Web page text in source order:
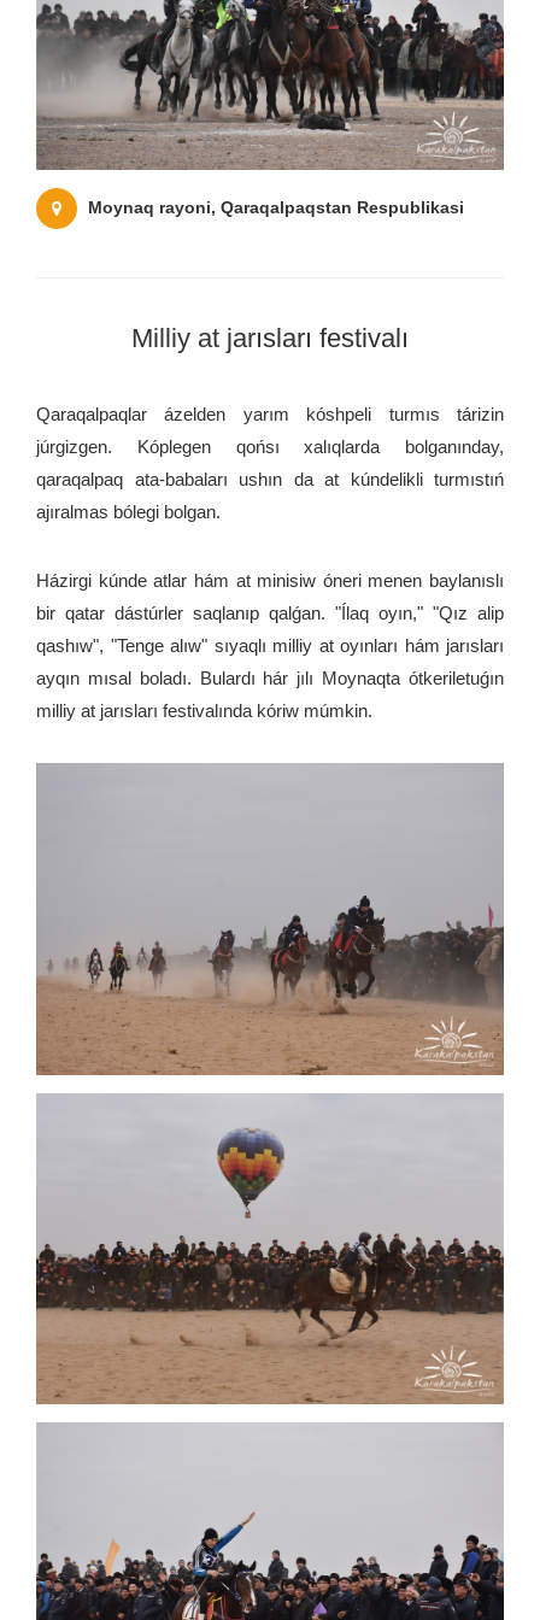
Moynaq rayoni, Qaraqalpaqstan Respublikasi
Milliy at jarısları festivalı
Qaraqalpaqlar ázelden yarım kóshpeli turmıs tárizin
júrgizgen. Kóplegen qońsı xalıqlarda bolganınday,
qaraqalpaq ata-babaları ushın da at kúndelikli turmıstıń
ajıralmas bólegi bolgan.
Házirgi kúnde atlar hám at minisiw óneri menen baylanıslı
bir qatar dástúrler saqlanıp qalǵan. "Ílaq oyın," "Qız alip
qashıw", "Tenge alıw" sıyaqlı milliy at oyınları hám jarısları
ayqın mısal boladı. Bulardı hár jılı Moynaqta ótkeriletuǵın
milliy at jarısları festivalında kóriw múmkin.